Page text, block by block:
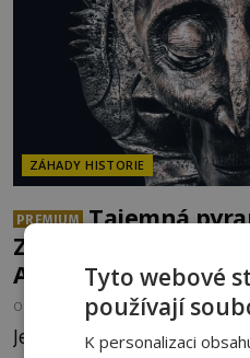
ZÁHADY HISTORIE
PREMIUM Tajemná
Zavítali Egypťané až
Austrálie?
OD JAN KUKRÁL 2.6.2025 3.5TIS
Je to hora přírodního
Tyto webové
používají
K personalizaci